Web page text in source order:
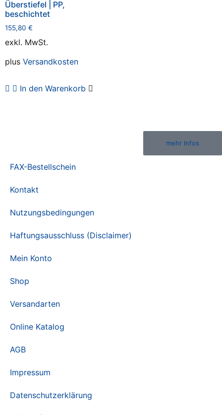
Überstiefel | PP,
beschichtet
155,80 €
exkl. MwSt.
plus Versandkosten
In den Warenkorb
AGB
Impressum
Datenschutzerklärung
Mein Konto
Shop
Versandarten
Online Katalog
FAX-Bestellschein
Kontakt
Nutzungsbedingungen
Haftungsausschluss (Disclaimer)
mehr Infos